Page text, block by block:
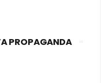
PROPAGANDA